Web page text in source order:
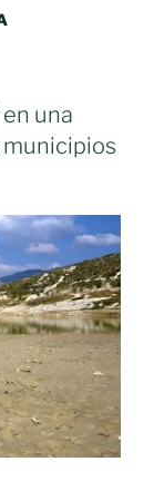
una
municipios